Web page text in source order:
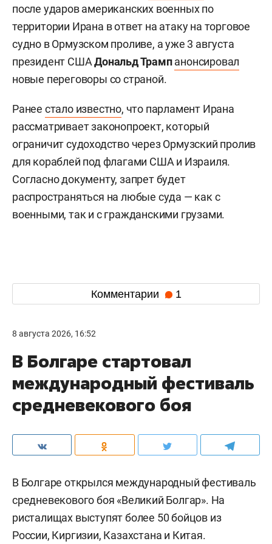
после ударов американских военных по
территории Ирана в ответ на атаку на торговое
судно в Ормузском проливе, а уже 3 августа
президент СШАДональд Трамп анонсировал
новые переговоры со страной.
Ранее стало известно, что парламент Ирана
рассматривает законопроект, который
ограничит судоходство через Ормузский пролив
для кораблей под флагами США и Израиля.
Согласно документу, запрет будет
распространяться на любые суда — как с
военными, так и с гражданскими грузами.
Комментарии 1
8 августа 2026, 16:52
В Болгаре стартовал
международный фестиваль
средневекового боя
В Болгаре открылся международный фестиваль
средневекового боя «Великий Болгар». На
ристалищах выступят более 50 бойцов из
России, Киргизии, Казахстана и Китая.